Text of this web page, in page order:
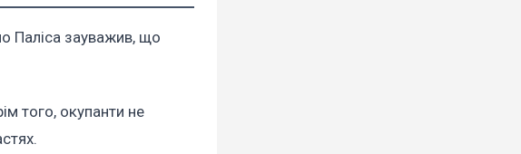
Паліса зауважив, що
того, окупанти не